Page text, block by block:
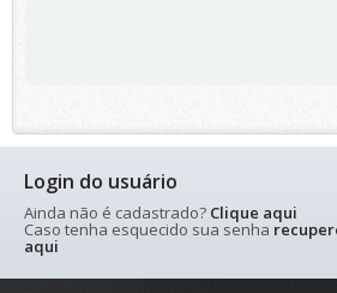
Login do usuário
Ainda não é cadastrado? Clique aqui
Caso tenha esquecido sua senha
aqui